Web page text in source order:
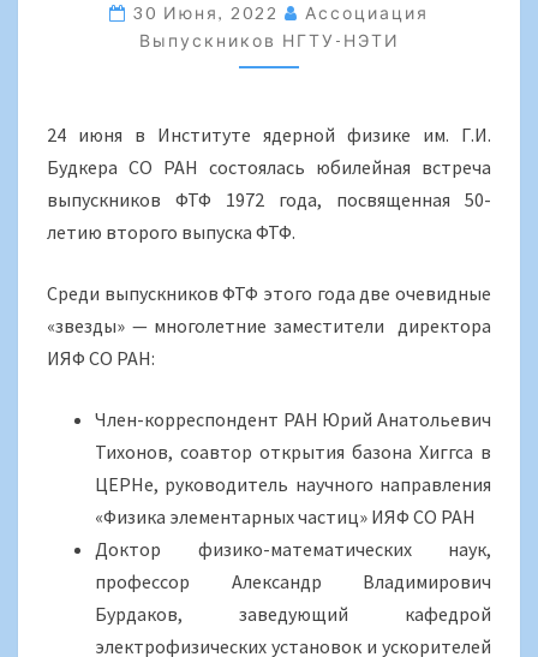
1972
30 Июня, 2022
Ассоциация
Выпускников НГТУ-НЭТИ
24 июня в Институте ядерной физике им. Г.И.
Будкера СО РАН состоялась юбилейная встреча
выпускников ФТФ 1972 года, посвященная 50-
летию второго выпуска ФТФ.
Среди выпускников ФТФ этого года две очевидные
«звезды» — многолетние заместители директора
ИЯФ СО РАН:
Член-корреспондент РАН Юрий Анатольевич
Тихонов, соавтор открытия базона Хиггса в
ЦЕРНе, руководитель научного направления
«Физика элементарных частиц» ИЯФ СО РАН
Доктор физико-математических наук,
профессор Александр Владимирович
Бурдаков, заведующий кафедрой
электрофизических установок и ускорителей